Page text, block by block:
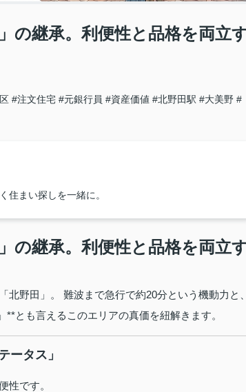
の継承。利便性と品格を両立
#注文住宅 #元銀行員 #資産価値 #北野田駅 #大美野 #
住まい探しを一緒に。
の継承。利便性と品格を両立
北野田」。 難波まで急行で約20分という機動力と
とも言えるこのエリアの真価を紐解きます。
ータス」
性です。